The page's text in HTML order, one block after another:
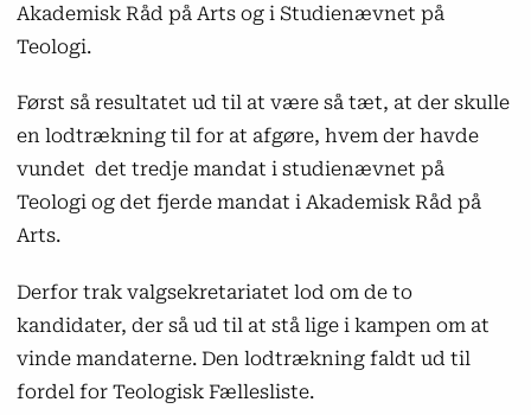
Akademisk Råd på Arts og i Studienævnet på
Teologi.
Først så resultatet ud til at være så tæt, at der skulle
en lodtrækning til for at afgøre, hvem der havde
vundet det tredje mandat i studienævnet på
Teologi og det fjerde mandat i Akademisk Råd på
Arts.
Derfor trak valgsekretariatet lod om de to
kandidater, der så ud til at stå lige i kampen om at
vinde mandaterne. Den lodtrækning faldt ud til
fordel for Teologisk Fællesliste.